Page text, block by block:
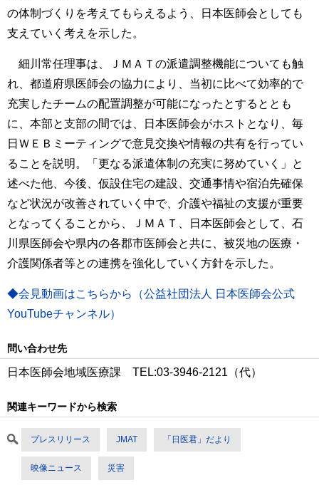
の体制づくりを考えてもらえるよう、日本医師会としても
支えていく考えを示した。
細川常任理事は、ＪＭＡＴの派遣調整機能についても触
れ、都道府県医師会の協力により、当初に比べて効率的で
充実したチームの配置調整が可能になったとするととも
に、本部と支部の間では、日本医師会がホストとなり、毎
日ＷＥＢミーティングで意見交換や情報の共有を行ってい
ることを説明。「更なる派遣体制の充実に努めていく」と
述べた他、今後、仮設住宅の建設、交通事情や宿泊先確保
など状況が改善されていく中で、介護や福祉の支援が重要
となってくることから、ＪＭＡＴ、日本医師会として、石
川県医師会や県内の各郡市医師会と共に、被災地の医療・
介護関係者等との連携を強化していく方針を示した。
◆会見動画はこちらから（公益社団法人 日本医師会公式
YouTubeチャンネル）
問い合わせ先
日本医師会地域医療課 TEL:03-3946-2121（代）
関連キーワードから検索
プレスリリース JMAT 「日医君」だより
映像ニュース 災害